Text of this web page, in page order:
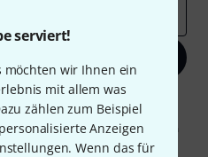
serviert!
möchten wir Ihnen ein
mit allem was
zählen zum Beispiel
Anzeigen
Wenn das für
Sie dem Erhalt von E-Mail-
E-Mail-Nutzungsverhaltens zu. Die
Informationen finden Sie in
.